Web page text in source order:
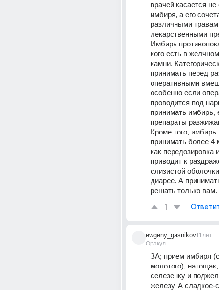
врачей касается не
имбиря, а его
различными
лекарственными
Имбирь
кого есть в
камни.
принимать перед
оперативными
особенно если
проводится под
принимать имбирь,
препараты
Кроме того, имбирь
принимать более 4
как передозировка
приводит к
слизистой
диарее. А
решать только вам.
1
ewgeny_gasnikov
Оракул
11лет
ЗА; прием имбиря
молотого),
селезенку и
железу. А сладкое-